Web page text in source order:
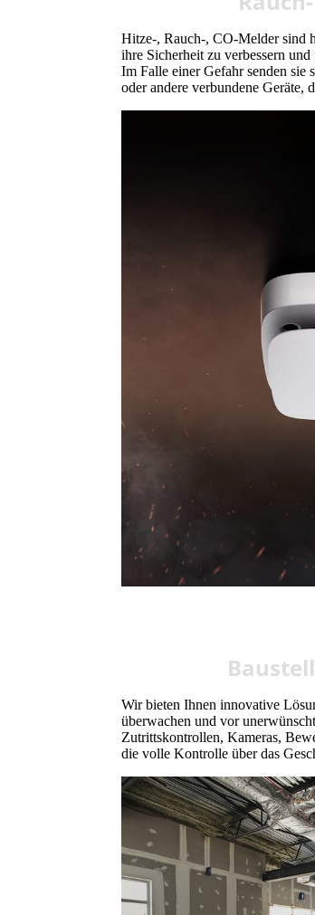
Hitze-, Rauch-, CO-Melder sind
ihre Sicherheit zu verbessern
Im Falle einer Gefahr senden sie
oder andere verbundene Geräte,
Wir bieten Ihnen innovative
überwachen und vor
Zutrittskontrollen, Kameras,
die volle Kontrolle über das